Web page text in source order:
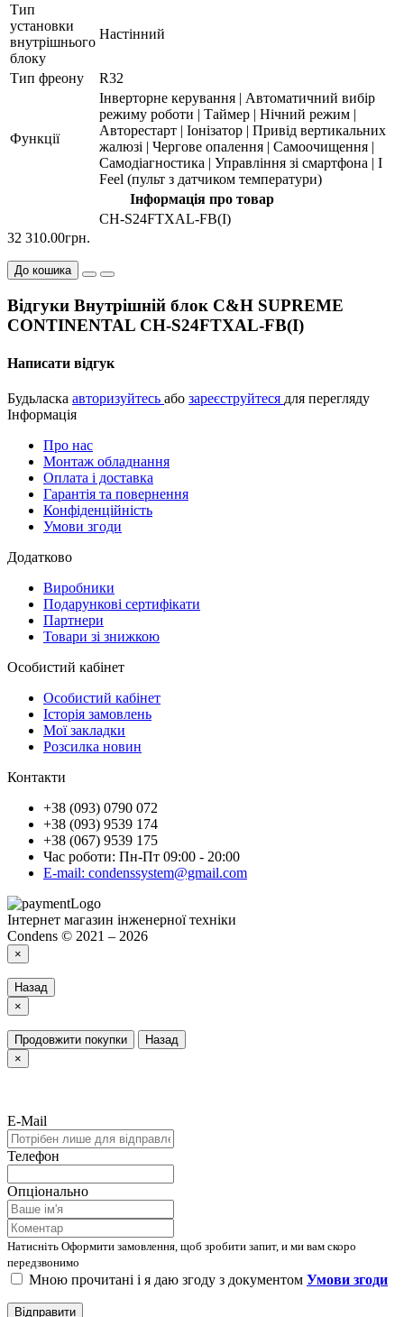
Тип
установки
внутрішнього
блоку
Настінний
Тип фреону R32
Функції
Інверторне керування | Автоматичний вибір
режиму роботи | Таймер | Нічний режим |
Авторестарт | Іонізатор | Привід вертикальних
жалюзі | Чергове опалення | Самоочищення |
Самодіагностика | Управління зі смартфона | I
Feel (пульт з датчиком температури)
Інформація про товар
CH-S24FTXAL-FB(I)
32 310.00грн.
До кошика
Відгуки Внутрішній блок C&H SUPREME
CONTINENTAL CH-S24FTXAL-FB(I)
Написати відгук
Будьласка авторизуйтесь або зареєструйтеся для перегляду
Інформація
Про нас
Монтаж обладнання
Оплата і доставка
Гарантія та повернення
Конфіденційність
Умови згоди
Додатково
Виробники
Подарункові сертифікати
Партнери
Товари зі знижкою
Особистий кабінет
Особистий кабінет
Історія замовлень
Мої закладки
Розсилка новин
Контакти
+38 (093) 0790 072
+38 (093) 9539 174
+38 (067) 9539 175
Час роботи: Пн-Пт 09:00 - 20:00
E-mail: condenssystem@gmail.com
Інтернет магазин інженерної техніки
Condens © 2021 – 2026
×
Назад
×
Продовжити покупки
Назад
×
E-Mail
Телефон
Опціонально
Натисніть Оформити замовлення, щоб зробити запит, и ми вам скоро
передзвонимо
Мною прочитані і я даю згоду з документом Умови згоди
Відправити